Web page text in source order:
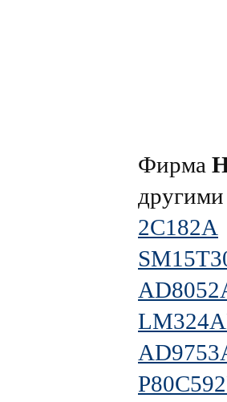
Фирма
2С182А